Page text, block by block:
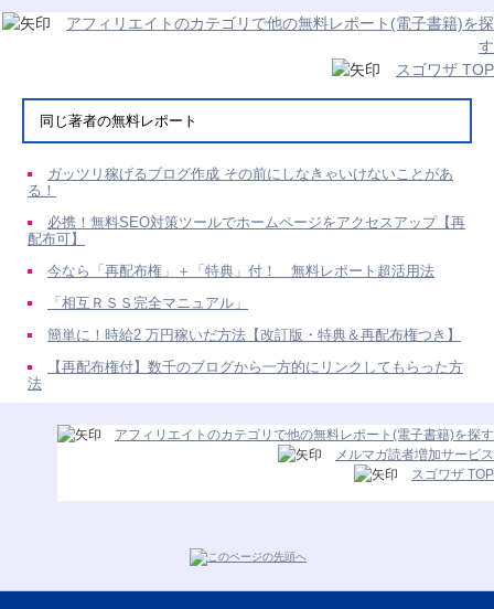
アフィリエイトのカテゴリで他の無料レポート(電子書籍)を探
す
スゴワザ TOP
同じ著者の無料レポート
ガッツリ稼げるブログ作成 その前にしなきゃいけないことがあ
る！
必携！無料SEO対策ツールでホームページをアクセスアップ【再
配布可】
今なら「再配布権」＋「特典」付！ 無料レポート超活用法
「相互ＲＳＳ完全マニュアル」
簡単に！時給2 万円稼いだ方法【改訂版・特典＆再配布権つき】
【再配布権付】数千のブログから一方的にリンクしてもらった方
法
アフィリエイトのカテゴリで他の無料レポート(電子書籍)を探す
メルマガ読者増加サービス
スゴワザ TOP